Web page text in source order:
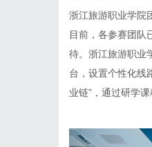
浙江旅游职业学院
目前，各参赛团队
待。浙江旅游职业
台，设置个性化线
业链”，通过研学